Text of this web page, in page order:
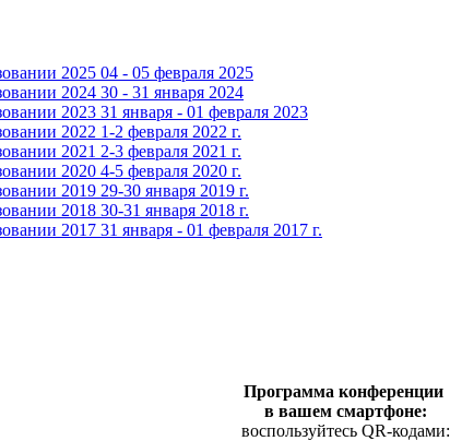
2025 04 - 05 февраля 2025
2024 30 - 31 января 2024
2023 31 января - 01 февраля 2023
2022 1-2 февраля 2022 г.
2021 2-3 февраля 2021 г.
2020 4-5 февраля 2020 г.
2019 29-30 января 2019 г.
2018 30-31 января 2018 г.
2017 31 января - 01 февраля 2017 г.
Программа конференции
в вашем смартфоне:
воспользуйтесь QR-кодами: